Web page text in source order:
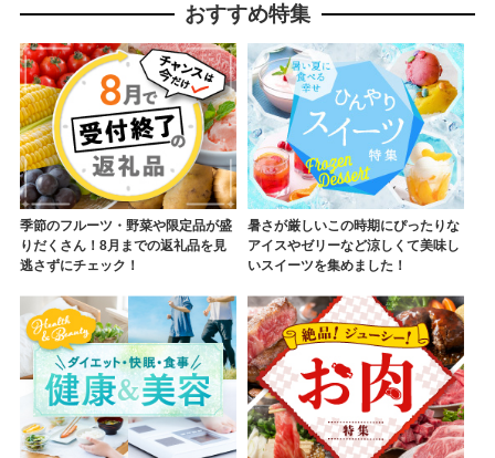
おすすめ特集
季節のフルーツ・野菜や限定品が盛
りだくさん！8月までの返礼品を見
逃さずにチェック！
暑さが厳しいこの時期にぴったりな
アイスやゼリーなど涼しくて美味し
いスイーツを集めました！